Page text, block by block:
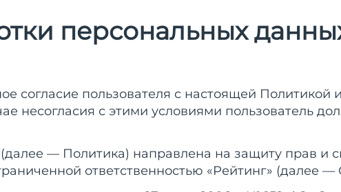
персональных
согласие пользователя с настоящей Политикой
несогласия с этими условиями пользователь
— Политика) направлена на защиту прав и
ответственностью «Рейтинг» (далее —